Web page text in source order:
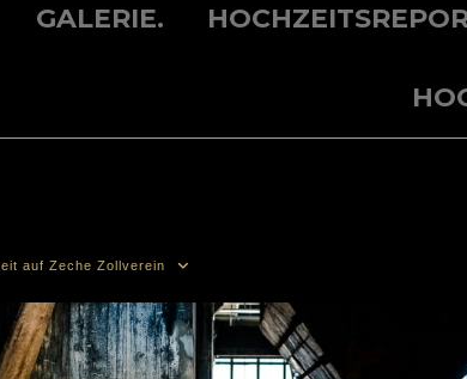
GALERIE.
auf Zeche Zollverein